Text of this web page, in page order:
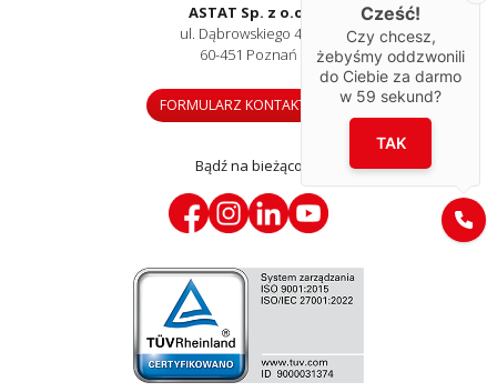
ASTAT Sp. z o.o.
ul. Dąbrowskiego 441
60-451 Poznań
FORMULARZ KONTAKTOWY
Bądź na bieżąco
Cześć!
Czy chcesz,
żebyśmy oddzwonili
do Ciebie za darmo
w 59 sekund?
TAK